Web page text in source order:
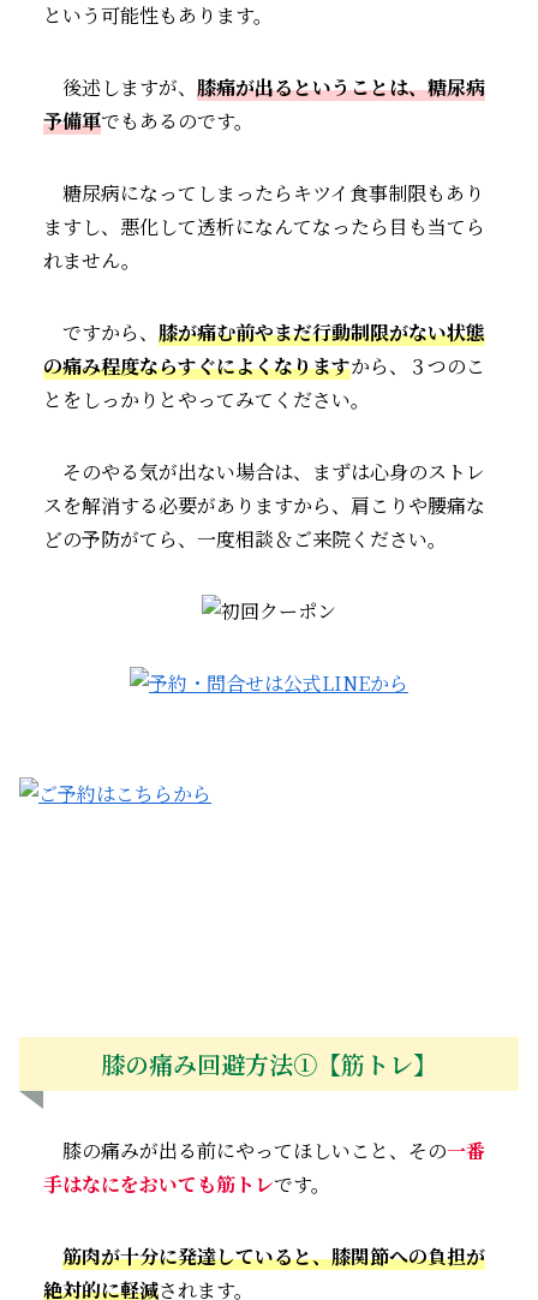
という可能性もあります。
後述しますが、 膝痛が出るということは、糖尿病
予備軍でもあるのです。
糖尿病になってしまったらキツイ食事制限もあり
ますし、悪化して透析になんてなったら目も当てら
れません。
ですから、 膝が痛む前やまだ行動制限がない状態
の痛み程度ならすぐによくなりますから、３つのこ
とをしっかりとやってみてください。
そのやる気が出ない場合は、まずは心身のストレ
スを解消する必要がありますから、肩こりや腰痛な
どの予防がてら、一度相談＆ご来院ください。
膝の痛み回避方法①【筋トレ】
膝の痛みが出る前にやってほしいこと、その一番
手はなにをおいても筋トレです。
筋肉が十分に発達していると、膝関節への負担が
絶対的に軽減されます。